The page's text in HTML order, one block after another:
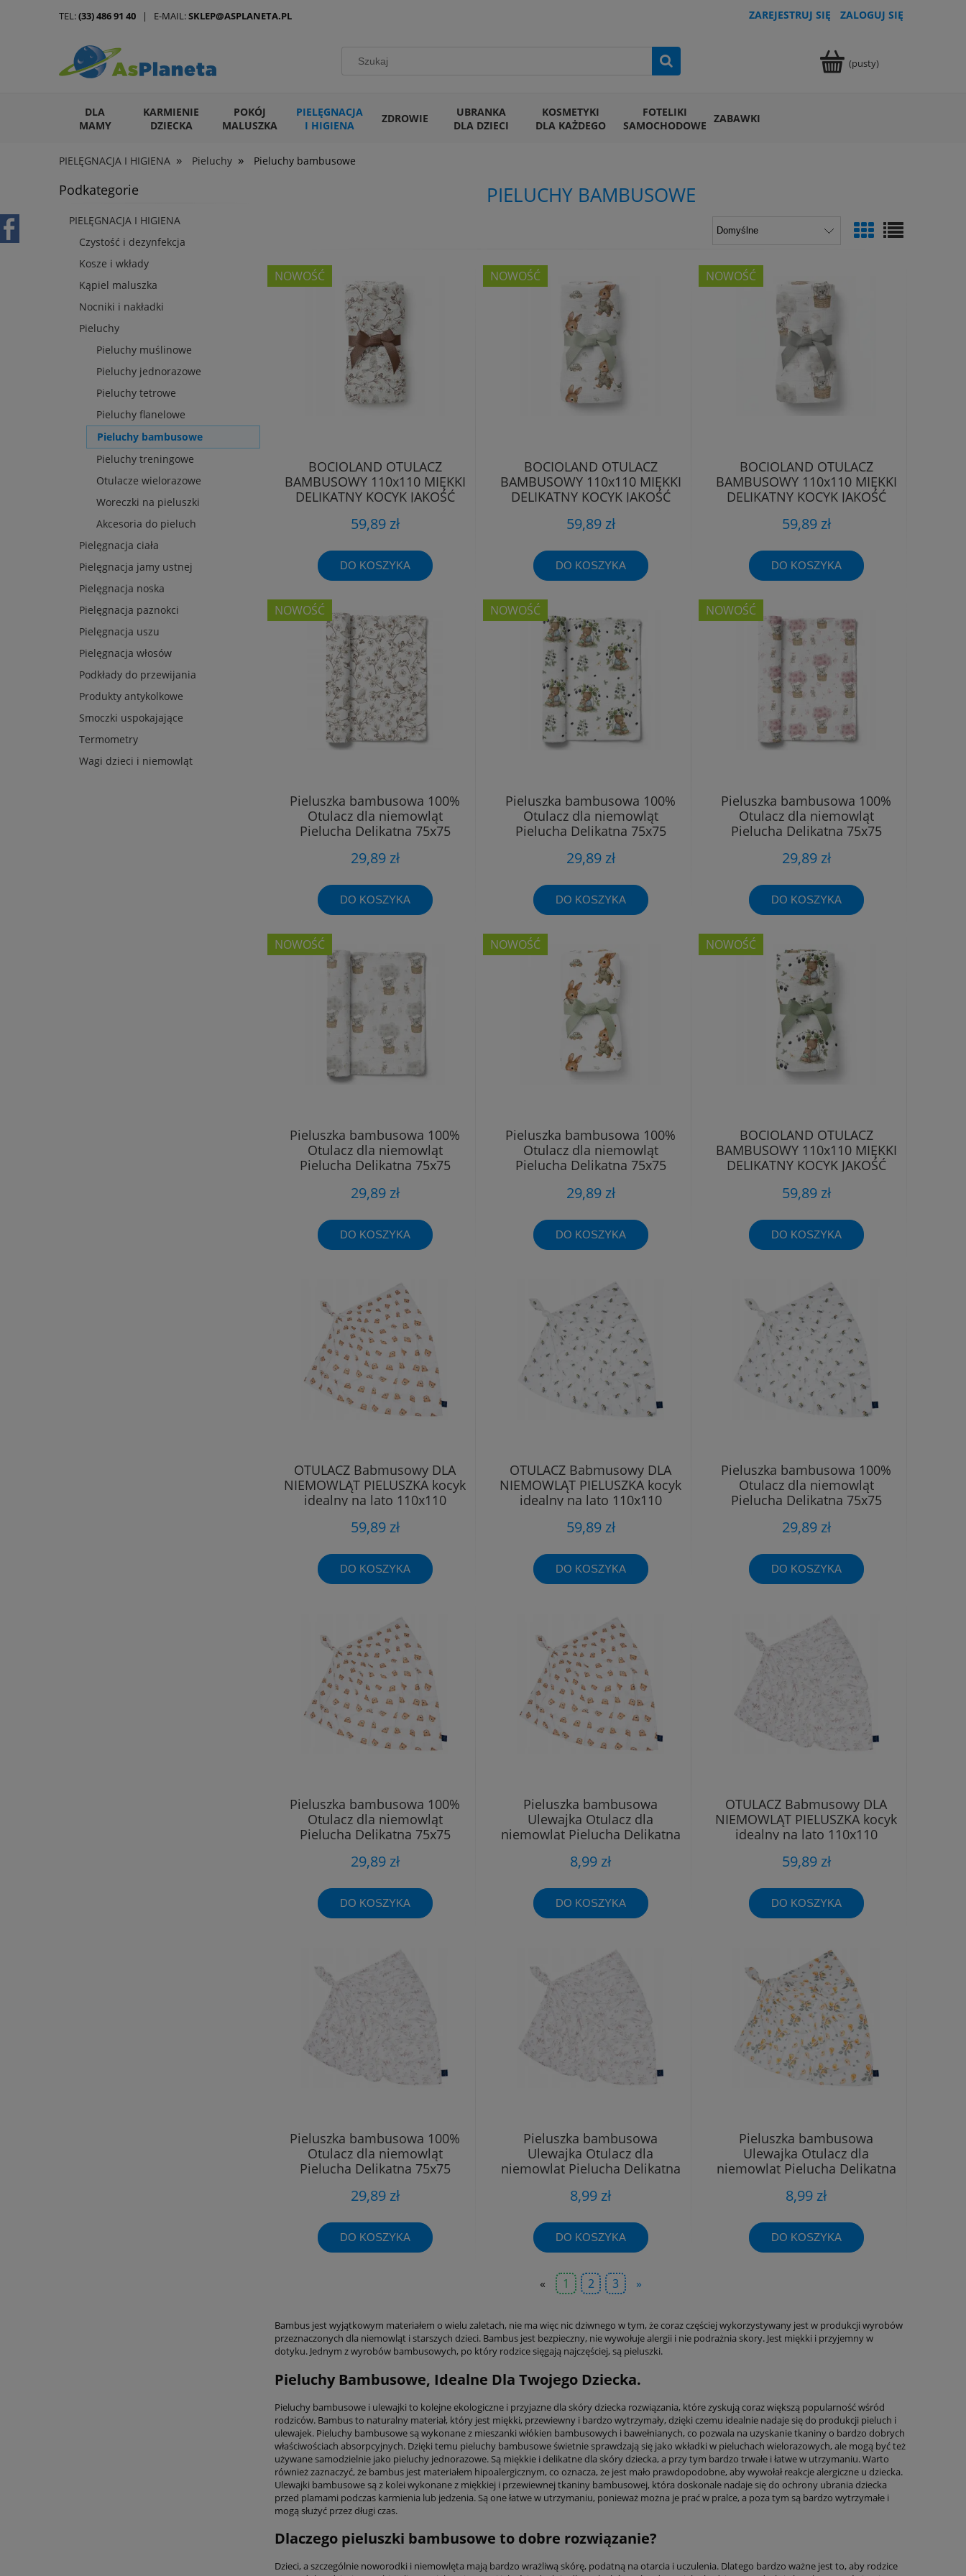
ZAREJESTRUJ SIĘ ZALOGUJ SIĘ
(pusty)
DLA
MAMY
KARMIENIE
DZIECKA
POKÓJ
MALUSZKA
PIELĘGNACJA
I HIGIENA
ZDROWIE
UBRANKA
DLA DZIECI
KOSMETYKI
DLA KAŻDEGO
FOTELIKI
SAMOCHODOWE ZABAWKI
ARTYKUŁY DLA ZWIERZĄT
PIELĘGNACJA I HIGIENA » Pieluchy » Pieluchy bambusowe
TEL:(33) 486 91 40 | E-MAIL:SKLEP@ASPLANETA.PL
Podkategorie
PIELĘGNACJA I HIGIENA
Czystość i dezynfekcja
Kosze i wkłady
Kąpiel maluszka
Nocniki i nakładki
Pieluchy
Pieluchy muślinowe
Pieluchy jednorazowe
Pieluchy tetrowe
Pieluchy flanelowe
Pieluchy bambusowe
Pieluchy treningowe
Otulacze wielorazowe
Woreczki na pieluszki
Akcesoria do pieluch
Pielęgnacja ciała
Pielęgnacja jamy ustnej
Pielęgnacja noska
Pielęgnacja paznokci
Pielęgnacja uszu
Pielęgnacja włosów
Podkłady do przewijania
Produkty antykolkowe
Smoczki uspokajające
Termometry
Wagi dzieci i niemowląt
PIELUCHY BAMBUSOWE
BOCIOLAND OTULACZ
BAMBUSOWY 110x110 MIĘKKI
DELIKATNY KOCYK JAKOŚĆ
59,89 zł
DO KOSZYKA
NOWOŚĆ
BOCIOLAND OTULACZ
BAMBUSOWY 110x110 MIĘKKI
DELIKATNY KOCYK JAKOŚĆ
59,89 zł
DO KOSZYKA
NOWOŚĆ
BOCIOLAND OTULACZ
BAMBUSOWY 110x110 MIĘKKI
DELIKATNY KOCYK JAKOŚĆ
59,89 zł
DO KOSZYKA
NOWOŚĆ
Pieluszka bambusowa 100%
Otulacz dla niemowląt
Pielucha Delikatna 75x75
29,89 zł
DO KOSZYKA
NOWOŚĆ
Pieluszka bambusowa 100%
Otulacz dla niemowląt
Pielucha Delikatna 75x75
29,89 zł
DO KOSZYKA
NOWOŚĆ
Pieluszka bambusowa 100%
Otulacz dla niemowląt
Pielucha Delikatna 75x75
29,89 zł
DO KOSZYKA
NOWOŚĆ
Pieluszka bambusowa 100%
Otulacz dla niemowląt
Pielucha Delikatna 75x75
29,89 zł
DO KOSZYKA
NOWOŚĆ
Pieluszka bambusowa 100%
Otulacz dla niemowląt
Pielucha Delikatna 75x75
29,89 zł
DO KOSZYKA
NOWOŚĆ
BOCIOLAND OTULACZ
BAMBUSOWY 110x110 MIĘKKI
DELIKATNY KOCYK JAKOŚĆ
59,89 zł
DO KOSZYKA
NOWOŚĆ
OTULACZ Babmusowy DLA
NIEMOWLĄT PIELUSZKA kocyk
idealny na lato 110x110
59,89 zł
DO KOSZYKA
OTULACZ Babmusowy DLA
NIEMOWLĄT PIELUSZKA kocyk
idealny na lato 110x110
59,89 zł
DO KOSZYKA
Pieluszka bambusowa 100%
Otulacz dla niemowląt
Pielucha Delikatna 75x75
29,89 zł
DO KOSZYKA
Pieluszka bambusowa 100%
Otulacz dla niemowląt
Pielucha Delikatna 75x75
29,89 zł
DO KOSZYKA
Pieluszka bambusowa
Ulewajka Otulacz dla
niemowląt Pielucha Delikatna
8,99 zł
DO KOSZYKA
OTULACZ Babmusowy DLA
NIEMOWLĄT PIELUSZKA kocyk
idealny na lato 110x110
59,89 zł
DO KOSZYKA
Pieluszka bambusowa 100%
Otulacz dla niemowląt
Pielucha Delikatna 75x75
29,89 zł
DO KOSZYKA
Pieluszka bambusowa
Ulewajka Otulacz dla
niemowląt Pielucha Delikatna
8,99 zł
DO KOSZYKA
Pieluszka bambusowa
Ulewajka Otulacz dla
niemowląt Pielucha Delikatna
8,99 zł
DO KOSZYKA
« 1 2 3 »
Bambus jest wyjątkowym materiałem o wielu zaletach, nie ma więc nic dziwnego w tym, że coraz częściej wykorzystywany jest w produkcji wyrobów
przeznaczonych dla niemowląt i starszych dzieci. Bambus jest bezpieczny, nie wywołuje alergii i nie podrażnia skory. Jest miękki i przyjemny w
dotyku. Jednym z wyrobów bambusowych, po który rodzice sięgają najczęściej, są pieluszki.
Pieluchy Bambusowe, Idealne Dla Twojego Dziecka.
Pieluchy bambusowe i ulewajki to kolejne ekologiczne i przyjazne dla skóry dziecka rozwiązania, które zyskują coraz większą popularność wśród
rodziców. Bambus to naturalny materiał, który jest miękki, przewiewny i bardzo wytrzymały, dzięki czemu idealnie nadaje się do produkcji pieluch i
ulewajek. Pieluchy bambusowe są wykonane z mieszanki włókien bambusowych i bawełnianych, co pozwala na uzyskanie tkaniny o bardzo dobrych
właściwościach absorpcyjnych. Dzięki temu pieluchy bambusowe świetnie sprawdzają się jako wkładki w pieluchach wielorazowych, ale mogą być też
używane samodzielnie jako pieluchy jednorazowe. Są miękkie i delikatne dla skóry dziecka, a przy tym bardzo trwałe i łatwe w utrzymaniu. Warto
również zaznaczyć, że bambus jest materiałem hipoalergicznym, co oznacza, że jest mało prawdopodobne, aby wywołał reakcje alergiczne u dziecka.
Ulewajki bambusowe są z kolei wykonane z miękkiej i przewiewnej tkaniny bambusowej, która doskonale nadaje się do ochrony ubrania dziecka
przed plamami podczas karmienia lub jedzenia. Są one łatwe w utrzymaniu, ponieważ można je prać w pralce, a poza tym są bardzo wytrzymałe i
mogą służyć przez długi czas.
Dlaczego pieluszki bambusowe to dobre rozwiązanie?
Dzieci, a szczególnie noworodki i niemowlęta mają bardzo wrażliwą skórę, podatną na otarcia i uczulenia. Dlatego bardzo ważne jest to, aby rodzice